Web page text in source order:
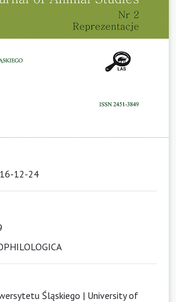
12-24
Śląskiego | University of